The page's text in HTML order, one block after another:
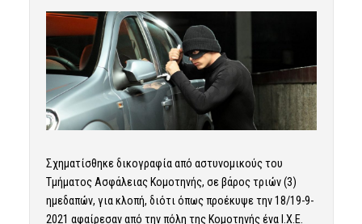
Σχηματίσθηκε δικογραφία από αστυνομικούς του
Τμήματος Ασφάλειας Κομοτηνής, σε βάρος τριών (3)
ημεδαπών, για κλοπή, διότι όπως προέκυψε την 18/19-9-
2021 αφαίρεσαν από την πόλη της Κομοτηνής ένα Ι.Χ.Ε.